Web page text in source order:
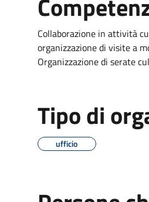
Collaborazione in attività
organizzazione di visite a
Organizzazione di serate
Tipo di
ufficio